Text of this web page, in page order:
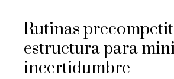
Rutinas
estructura para
incertidumbre